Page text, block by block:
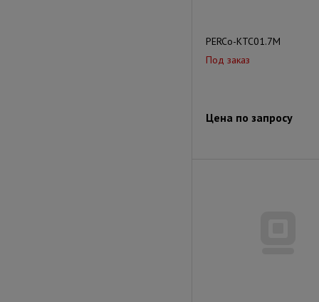
PERCo-KTC01.7M
Под заказ
Цена по запросу